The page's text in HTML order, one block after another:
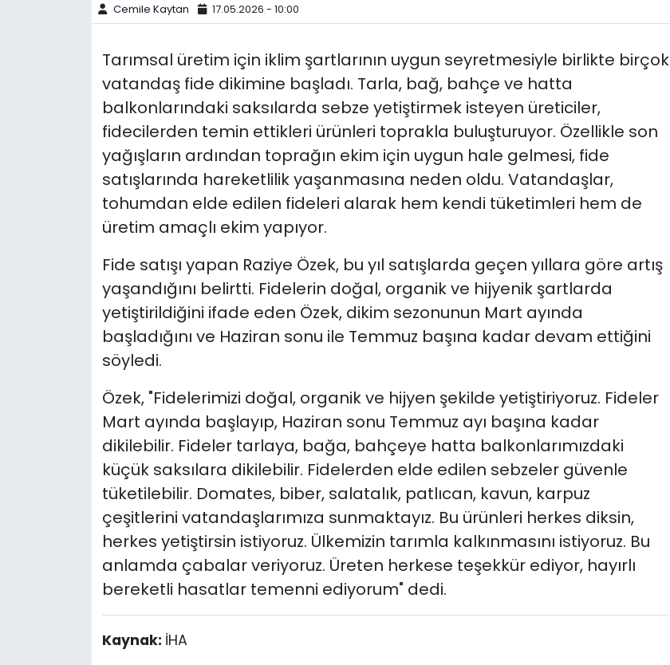
Cemile Kaytan 17.05.2026 - 10:00
Tarımsal üretim için iklim şartlarının uygun seyretmesiyle birlikte birçok
vatandaş fide dikimine başladı. Tarla, bağ, bahçe ve hatta
balkonlarındaki saksılarda sebze yetiştirmek isteyen üreticiler,
fidecilerden temin ettikleri ürünleri toprakla buluşturuyor. Özellikle son
yağışların ardından toprağın ekim için uygun hale gelmesi, fide
satışlarında hareketlilik yaşanmasına neden oldu. Vatandaşlar,
tohumdan elde edilen fideleri alarak hem kendi tüketimleri hem de
üretim amaçlı ekim yapıyor.
Fide satışı yapan Raziye Özek, bu yıl satışlarda geçen yıllara göre artış
yaşandığını belirtti. Fidelerin doğal, organik ve hijyenik şartlarda
yetiştirildiğini ifade eden Özek, dikim sezonunun Mart ayında
başladığını ve Haziran sonu ile Temmuz başına kadar devam ettiğini
söyledi.
Özek, "Fidelerimizi doğal, organik ve hijyen şekilde yetiştiriyoruz. Fideler
Mart ayında başlayıp, Haziran sonu Temmuz ayı başına kadar
dikilebilir. Fideler tarlaya, bağa, bahçeye hatta balkonlarımızdaki
küçük saksılara dikilebilir. Fidelerden elde edilen sebzeler güvenle
tüketilebilir. Domates, biber, salatalık, patlıcan, kavun, karpuz
çeşitlerini vatandaşlarımıza sunmaktayız. Bu ürünleri herkes diksin,
herkes yetiştirsin istiyoruz. Ülkemizin tarımla kalkınmasını istiyoruz. Bu
anlamda çabalar veriyoruz. Üreten herkese teşekkür ediyor, hayırlı
bereketli hasatlar temenni ediyorum" dedi.
Kaynak: İHA